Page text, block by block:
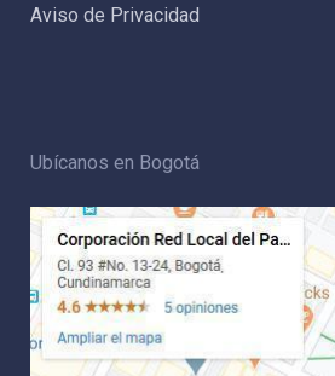
Aviso de Privacidad
Ubícanos en Bogotá